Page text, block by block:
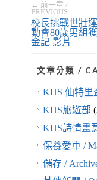
← 前一章 /
PREVIOUS
校長挑戰世壯運
動會80歲男組獲
金記 影片
文章分類 /
KHS 仙特里
KHS旅遊部
KHS詩情畫
保養愛車 /
儲存 /